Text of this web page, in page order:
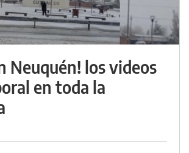
Neuquén! los videos
en toda la